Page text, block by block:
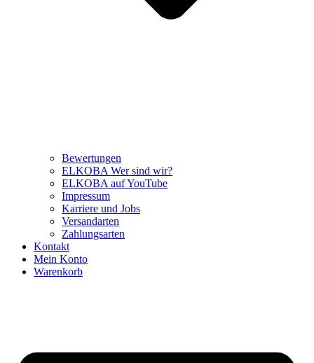
Bewertungen
ELKOBA Wer sind wir?
ELKOBA auf YouTube
Impressum
Karriere und Jobs
Versandarten
Zahlungsarten
Kontakt
Mein Konto
Warenkorb